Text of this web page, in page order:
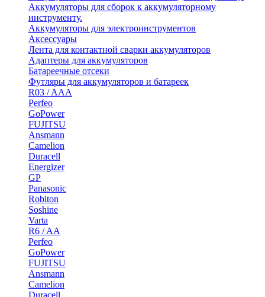
Аккумуляторы для сборок к аккумуляторному
инструменту.
Аккумуляторы для электроинструментов
Аксессуары
Лента для контактной сварки аккумуляторов
Адаптеры для аккумуляторов
Батареечные отсеки
Футляры для аккумуляторов и батареек
R03 / AAA
Perfeo
GoPower
FUJITSU
Ansmann
Camelion
Duracell
Energizer
GP
Panasonic
Robiton
Soshine
Varta
R6 / AA
Perfeo
GoPower
FUJITSU
Ansmann
Camelion
Duracell